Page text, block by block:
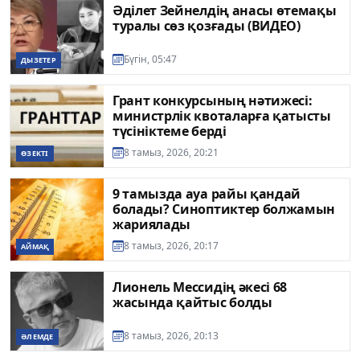
ДЫЗЕТЕР
Әділет Зейнелдің анасы өтемақы
туралы сөз қозғады (ВИДЕО)
Бүгін, 05:47
ӨЗЕКТІ
Грант конкурсының нәтижесі:
министрлік квоталарға қатысты
түсініктеме берді
8 тамыз, 2026, 20:21
АЙМАҚ
9 тамызда ауа райы қандай
болады? Синоптиктер болжамын
жариялады
8 тамыз, 2026, 20:17
ӘЛЕМДЕ
Лионель Мессидің әкесі 68
жасында қайтыс болды
8 тамыз, 2026, 20:13